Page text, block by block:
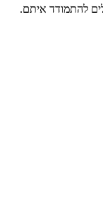
להתמודד איתם.